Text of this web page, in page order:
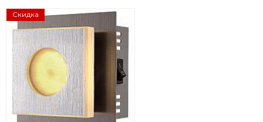
Скидка